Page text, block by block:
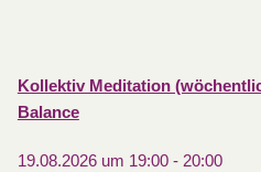
Kollektiv Meditation
Balance
19.08.2026 um 19:00- 20:00